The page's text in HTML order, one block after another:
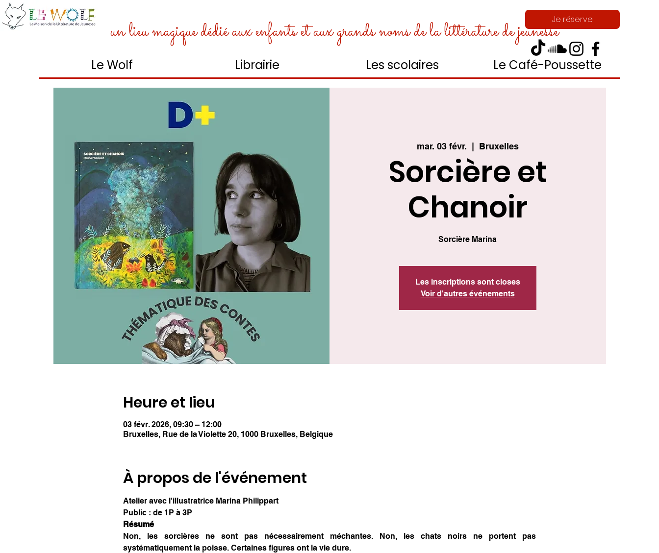
Je réserve
un lieu magique dédié aux enfants et aux grands noms de la littérature de jeunesse
Le Wolf Librairie Les scolaires Le Café-Poussette
mar. 03 févr. Bruxelles
Sorcière et
Chanoir
Sorcière Marina
Les inscriptions sont closes
Voir d'autres événements
Heure et lieu
03 févr. 2026, 09:30 – 12:00
Bruxelles, Rue de la Violette 20, 1000 Bruxelles, Belgique
À propos de l'événement
Atelier avec l'illustratrice Marina Philippart
Public : de 1P à 3P
Résumé
Non, les sorcières ne sont pas nécessairement méchantes. Non, les chats noirs ne portent pas
systématiquement la poisse. Certaines figures ont la vie dure.